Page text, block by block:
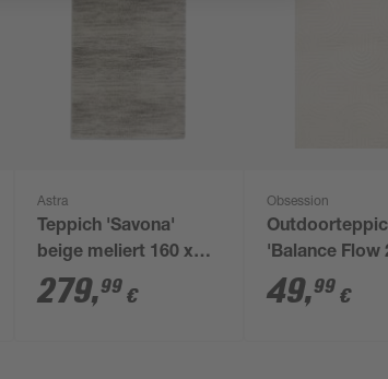
Astra
Teppich 'Savona'
beige meliert 160 x
230 cm
279,99 €
Obsession
'Balance Flow
creme 120 x
49,99 €